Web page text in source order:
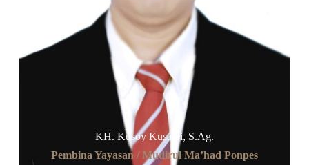
KH. Kusoy Kusaeri, S.Ag.
Pembina Yayasan / Mudirul Ma’had Ponpes